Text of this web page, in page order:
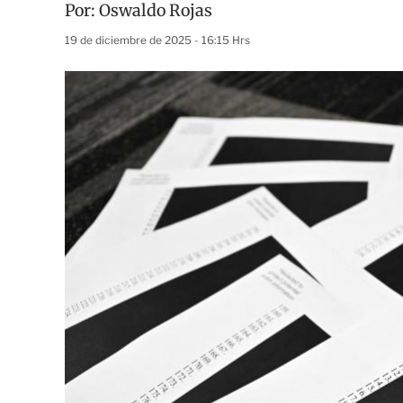
Por: Oswaldo Rojas
19 de diciembre de 2025 - 16:15 Hrs